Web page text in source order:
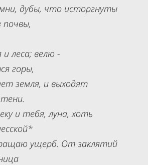
дубы, что исторгнуты
почвы,
леса; велю -
горы,
земля, и выходят
и тебя, луна, хоть
ущерб. От заклятий